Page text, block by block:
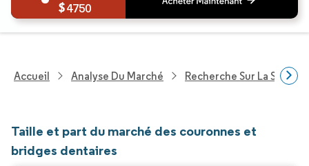
4750
Accueil Analyse Du Marché Recherche Sur La Santé
Taille et part du marché des couronnes et
bridges dentaires